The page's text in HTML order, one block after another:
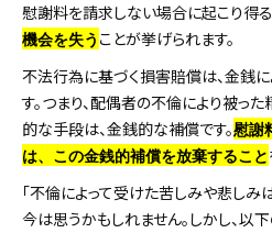
慰謝料を請求しない場合に起こり得る
機会を失う ことが挙げられます。
不法行為に基づく損害賠償は、金銭
す。つまり、配偶者の不倫により被っ
的な手段は、金銭的な補償です。慰謝
は、この金銭的補償を放棄すること
「不倫によって受けた苦しみや悲しみ
今は思うかもしれません。しかし、以